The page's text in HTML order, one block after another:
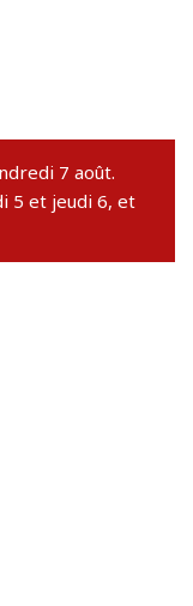
7 août.
5 et jeudi 6, et